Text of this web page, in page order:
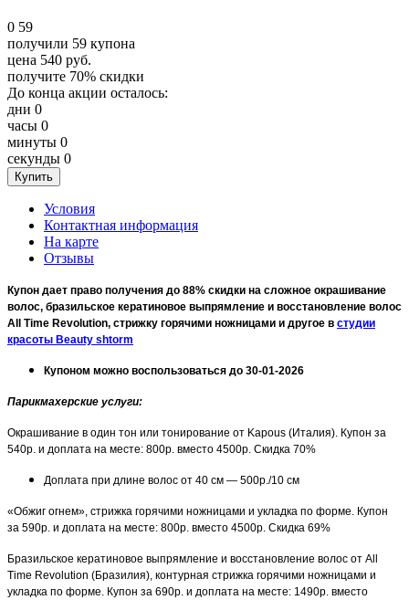
0 59
получили 59 купона
цена 540 руб.
получите 70% скидки
До конца акции осталось:
дни 0
часы 0
минуты 0
секунды 0
Условия
Контактная информация
На карте
Отзывы
Купон дает право получения до 88% скидки на сложное окрашивание
волос, бразильское кератиновое выпрямление и восстановление волос
All Time Revolution, стрижку горячими ножницами и другое в студии
красоты Beauty shtorm
Купоном можно воспользоваться до 30-01-2026
Парикмахерские услуги:
Окрашивание в один тон или тонирование от Kapous (Италия). Купон за
540р. и доплата на месте: 800р. вместо 4500р. Скидка 70%
Доплата при длине волос от 40 см — 500р./10 см
«Обжиг огнем», стрижка горячими ножницами и укладка по форме. Купон
за 590р. и доплата на месте: 800р. вместо 4500р. Скидка 69%
Бразильское кератиновое выпрямление и восстановление волос от All
Time Revolution (Бразилия), контурная стрижка горячими ножницами и
укладка по форме. Купон за 690р. и доплата на месте: 1490р. вместо